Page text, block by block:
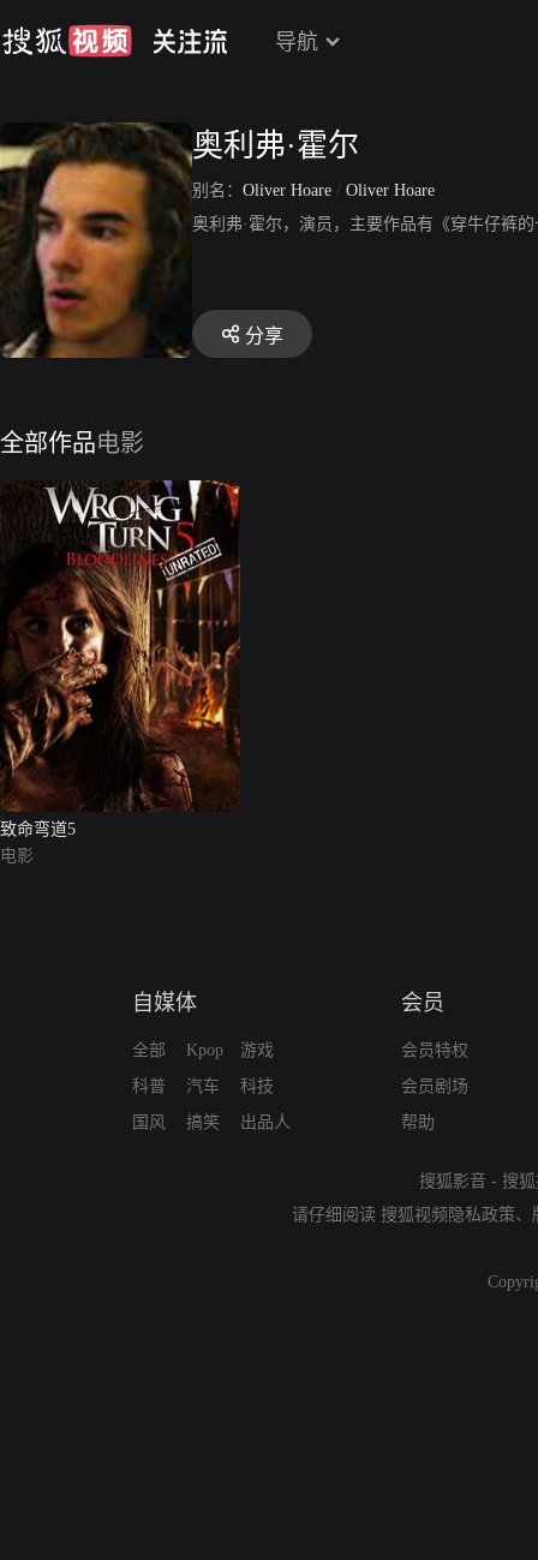
导航
奥利弗·霍尔
别名： Oliver Hoare / Oliver Hoare
奥利弗·霍尔，演员，主要作品有《穿牛仔裤
分享
全部作品电影
致命弯道5
电影
自媒体
全部
科普
国风
Kpop
汽车
搞笑
游戏
科技
出品人
会员
会员特权
会员剧场
帮助
搜狐影音 - 搜
请仔细阅读 搜狐视频隐私政策、